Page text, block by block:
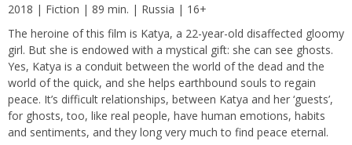
2018 | Fiction | 89 min. | Russia | 16+
The heroine of this film is Katya, a 22-year-old disaffected gloomy
girl. But she is endowed with a mystical gift: she can see ghosts.
Yes, Katya is a conduit between the world of the dead and the
world of the quick, and she helps earthbound souls to regain
peace. It’s difficult relationships, between Katya and her ‘guests’,
for ghosts, too, like real people, have human emotions, habits
and sentiments, and they long very much to find peace eternal.